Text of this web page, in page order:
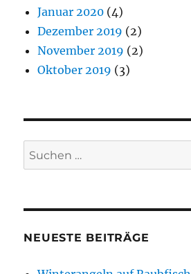
Januar 2020 (4)
Dezember 2019 (2)
November 2019 (2)
Oktober 2019 (3)
Suchen
nach:
NEUESTE BEITRÄGE